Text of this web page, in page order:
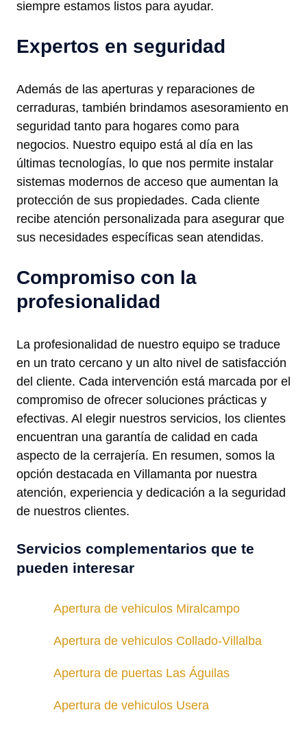
siempre estamos listos para ayudar.
Expertos en seguridad
Además de las aperturas y reparaciones de
cerraduras, también brindamos asesoramiento en
seguridad tanto para hogares como para
negocios. Nuestro equipo está al día en las
últimas tecnologías, lo que nos permite instalar
sistemas modernos de acceso que aumentan la
protección de sus propiedades. Cada cliente
recibe atención personalizada para asegurar que
sus necesidades específicas sean atendidas.
Compromiso con la
profesionalidad
La profesionalidad de nuestro equipo se traduce
en un trato cercano y un alto nivel de satisfacción
del cliente. Cada intervención está marcada por el
compromiso de ofrecer soluciones prácticas y
efectivas. Al elegir nuestros servicios, los clientes
encuentran una garantía de calidad en cada
aspecto de la cerrajería. En resumen, somos la
opción destacada en Villamanta por nuestra
atención, experiencia y dedicación a la seguridad
de nuestros clientes.
Servicios complementarios que te
pueden interesar
Apertura de vehiculos Miralcampo
Apertura de vehiculos Collado-Villalba
Apertura de puertas Las Águilas
Apertura de vehiculos Usera